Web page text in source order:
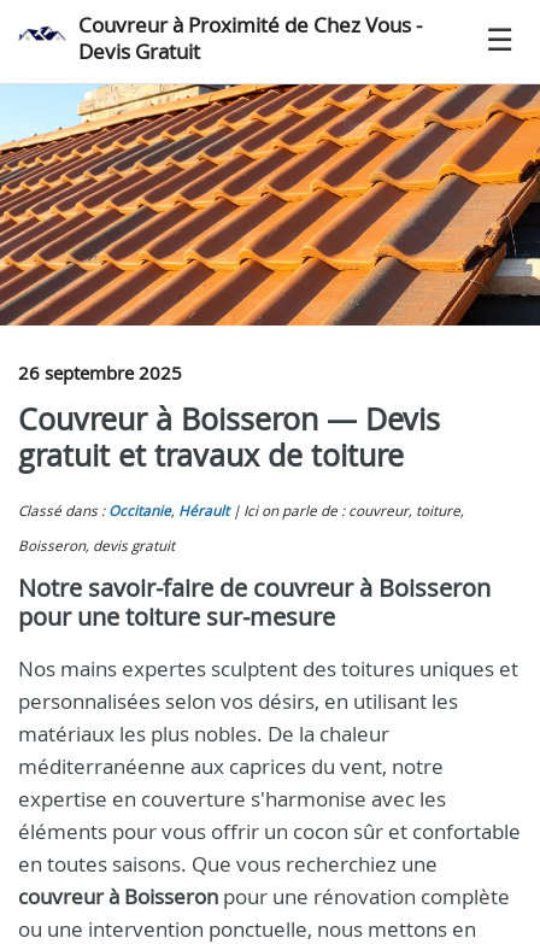
Couvreur à Proximité de Chez Vous -
Devis Gratuit
26 septembre 2025
Couvreur à Boisseron — Devis
gratuit et travaux de toiture
Classé dans : Occitanie, Hérault
Ici on parle de : couvreur, toiture,
Boisseron, devis gratuit
Notre savoir-faire de couvreur à Boisseron
pour une toiture sur-mesure
Nos mains expertes sculptent des toitures uniques et
personnalisées selon vos désirs, en utilisant les
matériaux les plus nobles. De la chaleur
méditerranéenne aux caprices du vent, notre
expertise en couverture s'harmonise avec les
éléments pour vous offrir un cocon sûr et confortable
en toutes saisons. Que vous recherchiez une
couvreur à Boisseron pour une rénovation complète
ou une intervention ponctuelle, nous mettons en